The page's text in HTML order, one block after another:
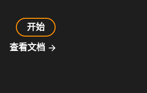
开始
查看文档 arrow_forward